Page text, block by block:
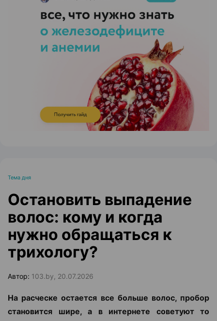
ЭФФЕКТИВНАЯ РЕКЛАМА НА САЙТЕ
Тема дня
Остановить выпадение
волос: кому и когда
нужно обращаться к
трихологу?
Автор: 103.by, 20.07.2026
На расческе остается все больше волос, пробор
становится шире, а в интернете советуют то